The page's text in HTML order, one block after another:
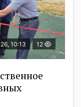
10:13 12